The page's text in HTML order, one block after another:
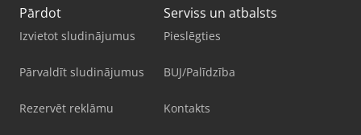
Pārdot
Izvietot sludinājumus
Pārvaldīt sludinājumus
Rezervēt reklāmu
Serviss un atbalsts
Pieslēgties
BUJ/Palīdzība
Kontakts